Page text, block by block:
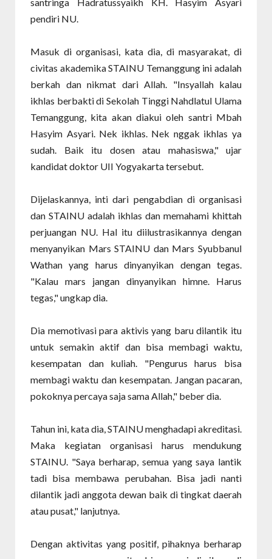
pendiri NU.
Masuk di organisasi, kata dia, di masyarakat, di
civitas akademika STAINU Temanggung ini adalah
berkah dan nikmat dari Allah. "Insyallah kalau
ikhlas berbakti di Sekolah Tinggi Nahdlatul Ulama
Temanggung, kita akan diakui oleh santri Mbah
Hasyim Asyari. Nek ikhlas. Nek nggak ikhlas ya
sudah. Baik itu dosen atau mahasiswa," ujar
kandidat doktor UII Yogyakarta tersebut.
Dijelaskannya, inti dari pengabdian di organisasi
dan STAINU adalah ikhlas dan memahami khittah
perjuangan NU. Hal itu diilustrasikannya dengan
menyanyikan Mars STAINU dan Mars Syubbanul
Wathan yang harus dinyanyikan dengan tegas.
"Kalau mars jangan dinyanyikan himne. Harus
tegas," ungkap dia.
Dia memotivasi para aktivis yang baru dilantik itu
untuk semakin aktif dan bisa membagi waktu,
kesempatan dan kuliah. "Pengurus harus bisa
membagi waktu dan kesempatan. Jangan pacaran,
pokoknya percaya saja sama Allah," beber dia.
Tahun ini, kata dia, STAINU menghadapi akreditasi.
Maka kegiatan organisasi harus mendukung
STAINU. "Saya berharap, semua yang saya lantik
tadi bisa membawa perubahan. Bisa jadi nanti
dilantik jadi anggota dewan baik di tingkat daerah
atau pusat," lanjutnya.
Dengan aktivitas yang positif, pihaknya berharap